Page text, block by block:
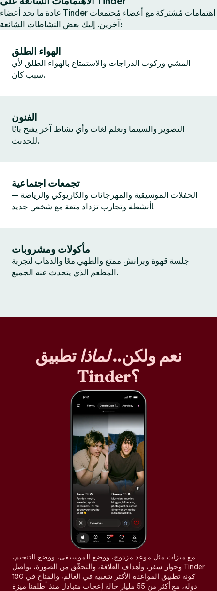
عادة ما يجد أعضاء Tinder اهتمامات مُشتركة مع أعضاء مُجتمعات
آخرين. إليك بعض النشاطات الشائعة:
الهواء الطلق
المشي وركوب الدراجات والاستمتاع بالهواء الطلق لأي
سبب كان.
الفنون
التصوير والسينما وتعلم لغات وأي نشاط آخر يفتح بابًا
للحديث.
تجمعات اجتماعية
الحفلات الموسيقية والمهرجانات والكاريوكي والرياضة —
أنشطة وتجارب تزداد متعة مع شخص جديد!
مأكولات ومشروبات
جلسة قهوة وبرانش ممتع والطهي معًا والذهاب لتجربة
المطعم الذي يتحدث عنه الجميع.
نعم ولكن..لماذا تطبيق
Tinder؟
مع ميزات مثل موعد مزدوج، ووضع الموسيقى، ووضع التنجيم،
وجواز سفر، وأهداف العلاقة، والتحقّق من الصورة، يواصل Tinder
كونه تطبيق المواعدة الأكثر شعبية في العالم، والمتاح في 190
دولة، مع أكثر من 55 مليار حالة إعجاب متبادل منذ أطلقنا ميزة